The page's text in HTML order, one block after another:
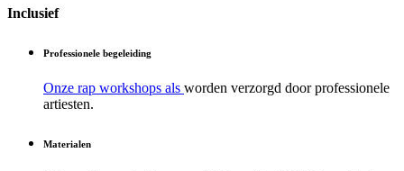
Inclusief
Professionele begeleiding
Onze rap workshops als worden verzorgd door professionele
artiesten.
Materialen